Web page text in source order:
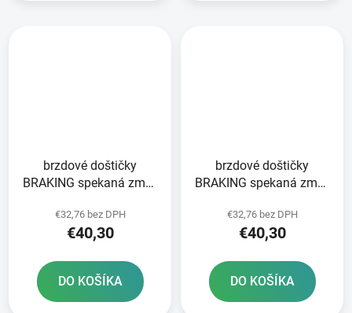
brzdové doštičky
BRAKING spekaná zmes
€32,76 bez DPH
€40,30
DO KOŠÍKA
brzdové doštičky
BRAKING spekaná zmes
€32,76 bez DPH
€40,30
DO KOŠÍKA